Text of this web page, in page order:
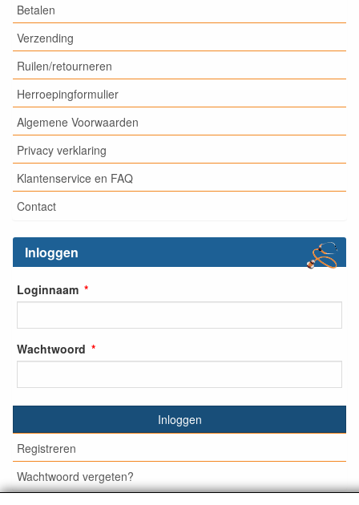
Betalen
Verzending
Ruilen/retourneren
Herroepingformulier
Algemene Voorwaarden
Privacy verklaring
Klantenservice en FAQ
Contact
Inloggen
Loginnaam
Wachtwoord
Inloggen
Registreren
Wachtwoord vergeten?